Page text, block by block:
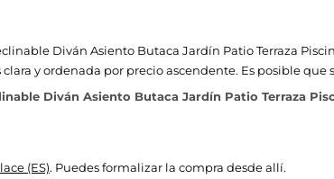
Diván Asiento Butaca Jardín Patio Terraza
y ordenada por precio ascendente. Es posible
Diván Asiento Butaca Jardín Patio Terraza
(ES). Puedes formalizar la compra desde allí.